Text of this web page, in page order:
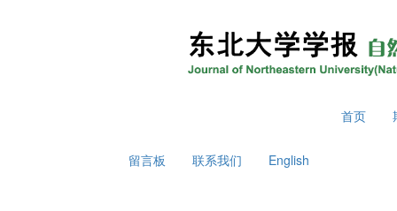
首页
留言板 联系我们 English